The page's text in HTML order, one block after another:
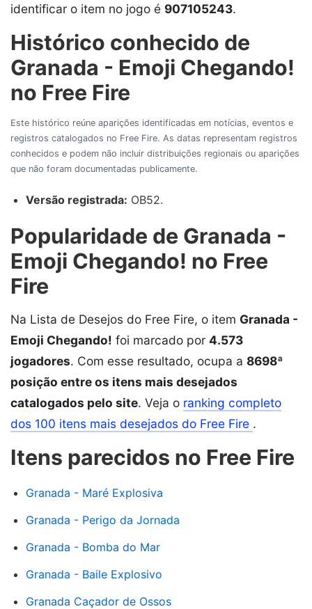
identificar o item no jogo é 907105243.
Histórico conhecido de
Granada - Emoji Chegando!
no Free Fire
Este histórico reúne aparições identificadas em notícias, eventos e
registros catalogados no Free Fire. As datas representam registros
conhecidos e podem não incluir distribuições regionais ou aparições
que não foram documentadas publicamente.
Versão registrada: OB52.
Popularidade de Granada -
Emoji Chegando! no Free
Fire
Na Lista de Desejos do Free Fire, o item Granada -
Emoji Chegando! foi marcado por 4.573
jogadores. Com esse resultado, ocupa a 8698ª
posição entre os itens mais desejados
catalogados pelo site. Veja o ranking completo
dos 100 itens mais desejados do Free Fire .
Itens parecidos no Free Fire
Granada - Maré Explosiva
Granada - Perigo da Jornada
Granada - Bomba do Mar
Granada - Baile Explosivo
Granada Caçador de Ossos